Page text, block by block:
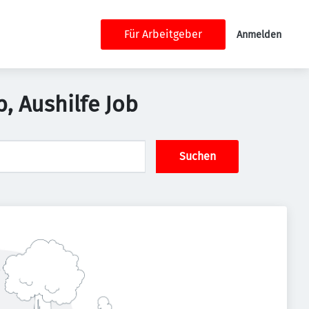
Für Arbeitgeber Anmelden
Aushilfe Job
Suchen